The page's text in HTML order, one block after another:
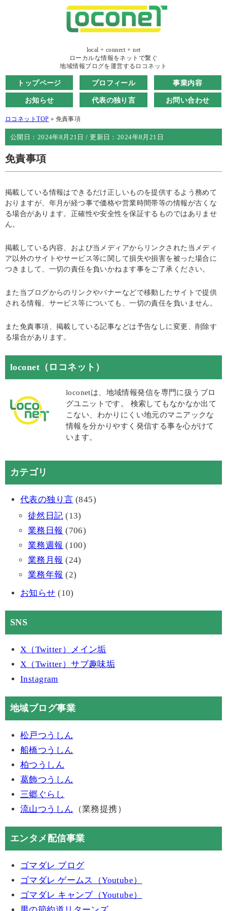
local + connect + net
ローカルな情報をネットで繋ぐ
地域情報ブログを運営するロコネット
トップページ プロフィール 事業内容
お知らせ 代表の独り言 お問い合わせ
ロコネットTOP » 免責事項
公開日： 2024年8月21日 / 更新日： 2024年8月21日
免責事項
掲載している情報はできるだけ正しいものを提供するよう務めて
おりますが、年月が経つ事で価格や営業時間帯等の情報が古くな
る場合があります。正確性や安全性を保証するものではありませ
ん。
掲載している内容、および当メディアからリンクされた当メディ
ア以外のサイトやサービス等に関して損失や損害を被った場合に
つきまして、一切の責任を負いかねます事をご了承ください。
また当ブログからのリンクやバナーなどで移動したサイトで提供
される情報、サービス等についても、一切の責任を負いません。
また免責事項、掲載している記事などは予告なしに変更、削除す
る場合があります。
loconet（ロコネット）
loconetは、地域情報発信を専門に扱うブロ
グユニットです。 検索してもなかなか出て
こない、わかりにくい地元のマニアックな
情報を分かりやすく発信する事を心がけて
います。
カテゴリ
代表の独り言 (845)
徒然日記 (13)
業務日報 (706)
業務週報 (100)
業務月報 (24)
業務年報 (2)
お知らせ (10)
SNS
X（Twitter）メイン垢
X（Twitter）サブ趣味垢
Instagram
地域ブログ事業
松戸つうしん
船橋つうしん
柏つうしん
葛飾つうしん
三郷ぐらし
流山つうしん （業務提携）
エンタメ配信事業
ゴマダレ ブログ
ゴマダレ ゲームス（Youtube）
ゴマダレ キャンプ（Youtube）